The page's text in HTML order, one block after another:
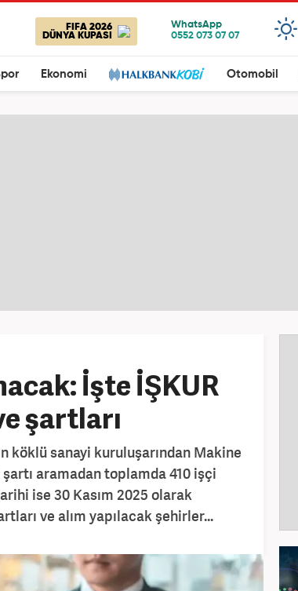
FIFA 2026
DÜNYA KUPASI
Ekonomi Otomobil
İşte İŞKUR
şartları
köklü sanayi kuruluşarından Makine
aramadan toplamda 410 işçi
ise 30 Kasım 2025 olarak
ve alım yapılacak şehirler...